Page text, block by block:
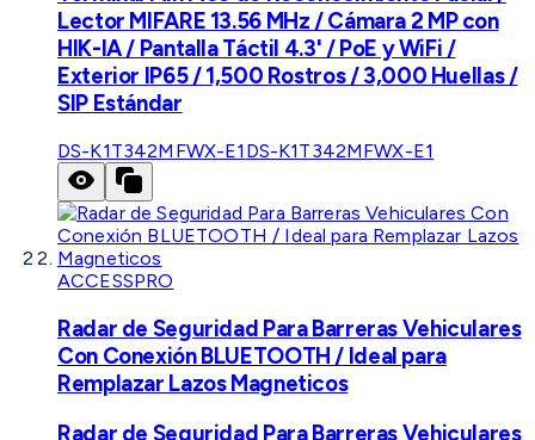
Lector MIFARE 13.56 MHz / Cámara 2 MP con
HIK-IA / Pantalla Táctil 4.3' / PoE y WiFi /
Exterior IP65 / 1,500 Rostros / 3,000 Huellas /
SIP Estándar
DS-K1T342MFWX-E1 DS-K1T342MFWX-E1
ACCESSPRO
Radar de Seguridad Para Barreras Vehiculares
Con Conexión BLUETOOTH / Ideal para
Remplazar Lazos Magneticos
Radar de Seguridad Para Barreras Vehiculares